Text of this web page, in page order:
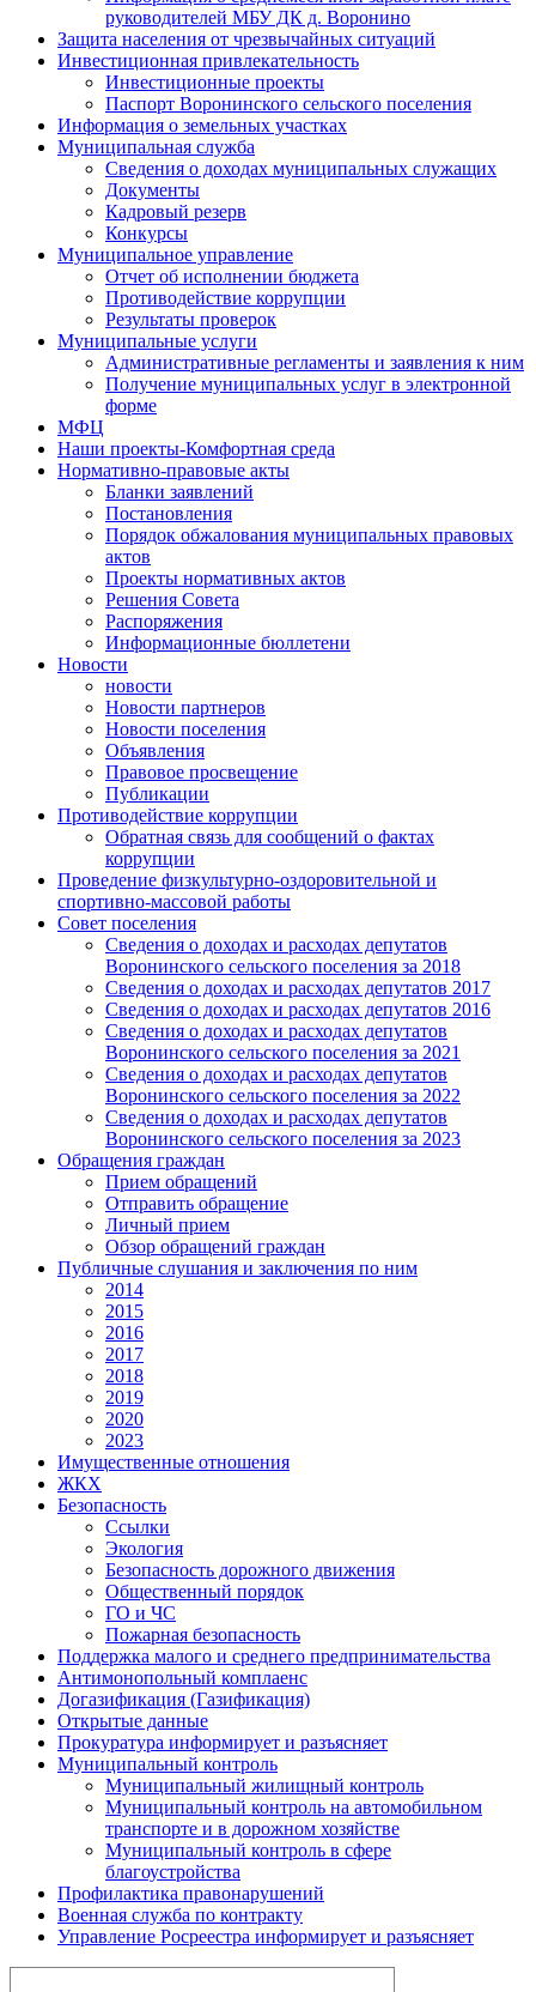
руководителей МБУ ДК д. Воронино
Защита населения от чрезвычайных ситуаций
Инвестиционная привлекательность
Инвестиционные проекты
Паспорт Воронинского сельского поселения
Информация о земельных участках
Муниципальная служба
Сведения о доходах муниципальных служащих
Документы
Кадровый резерв
Конкурсы
Муниципальное управление
Отчет об исполнении бюджета
Противодействие коррупции
Результаты проверок
Муниципальные услуги
Административные регламенты и заявления к ним
Получение муниципальных услуг в электронной
форме
МФЦ
Наши проекты-Комфортная среда
Нормативно-правовые акты
Бланки заявлений
Постановления
Порядок обжалования муниципальных правовых
актов
Проекты нормативных актов
Решения Совета
Распоряжения
Информационные бюллетени
Новости
новости
Новости партнеров
Новости поселения
Объявления
Правовое просвещение
Публикации
Противодействие коррупции
Обратная связь для сообщений о фактах
коррупции
Проведение физкультурно-оздоровительной и
спортивно-массовой работы
Совет поселения
Сведения о доходах и расходах депутатов
Воронинского сельского поселения за 2018
Сведения о доходах и расходах депутатов 2017
Сведения о доходах и расходах депутатов 2016
Сведения о доходах и расходах депутатов
Воронинского сельского поселения за 2021
Сведения о доходах и расходах депутатов
Воронинского сельского поселения за 2022
Сведения о доходах и расходах депутатов
Воронинского сельского поселения за 2023
Обращения граждан
Прием обращений
Отправить обращение
Личный прием
Обзор обращений граждан
Публичные слушания и заключения по ним
2014
2015
2016
2017
2018
2019
2020
2023
Имущественные отношения
ЖКХ
Безопасность
Ссылки
Экология
Безопасность дорожного движения
Общественный порядок
ГО и ЧС
Пожарная безопасность
Поддержка малого и среднего предпринимательства
Антимонопольный комплаенс
Догазификация (Газификация)
Открытые данные
Прокуратура информирует и разъясняет
Муниципальный контроль
Муниципальный жилищный контроль
Муниципальный контроль на автомобильном
транспорте и в дорожном хозяйстве
Муниципальный контроль в сфере
благоустройства
Профилактика правонарушений
Военная служба по контракту
Управление Росреестра информирует и разъясняет